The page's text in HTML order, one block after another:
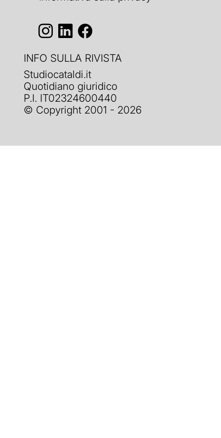
INFO SULLA RIVISTA
Studiocataldi.it
Quotidiano giuridico
P.I. IT02324600440
© Copyright 2001 - 2026